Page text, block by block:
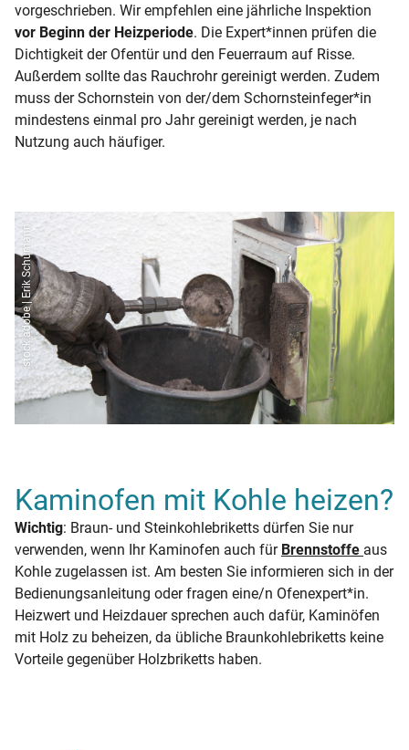
vorgeschrieben. Wir empfehlen eine jährliche Inspektion
vor Beginn der Heizperiode. Die Expert*innen prüfen die
Dichtigkeit der Ofentür und den Feuerraum auf Risse.
Außerdem sollte das Rauchrohr gereinigt werden. Zudem
muss der Schornstein von der/dem Schornsteinfeger*in
mindestens einmal pro Jahr gereinigt werden, je nach
Nutzung auch häufiger.
stock.adobe | Erik Schumann
Kaminofen mit Kohle heizen?
Wichtig: Braun- und Steinkohlebriketts dürfen Sie nur
verwenden, wenn Ihr Kaminofen auch für Brennstoffe aus
Kohle zugelassen ist. Am besten Sie informieren sich in der
Bedienungsanleitung oder fragen eine/n Ofenexpert*in.
Heizwert und Heizdauer sprechen auch dafür, Kaminöfen
mit Holz zu beheizen, da übliche Braunkohlebriketts keine
Vorteile gegenüber Holzbriketts haben.